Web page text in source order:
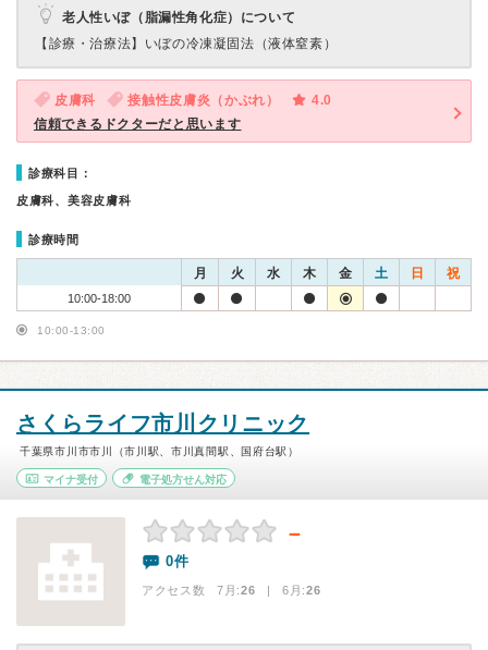
老人性いぼ（脂漏性角化症）について
【診療・治療法】 いぼの冷凍凝固法（液体窒素）
皮膚科 接触性皮膚炎（かぶれ）
4.0
信頼できるドクターだと思います
診療科目：
皮膚科、美容皮膚科
診療時間
月 火 水 木 金 土 日 祝
10:00-18:00
10:00-13:00
さくらライフ市川クリニック
千葉県市川市市川（市川駅、市川真間駅、国府台駅）
マイナ受付 電子処方せん対応
－
0件
アクセス数 7月:26 | 6月:26